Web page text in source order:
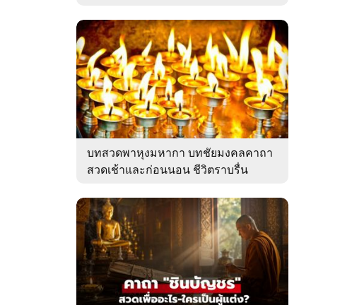
บทสวดพาหุงมหากา บทชัยมงคลคาถา
สวดเช้าและก่อนนอน ชีวิตราบรื่น